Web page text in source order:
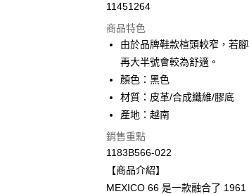
LINE Pay
Apple Pay
ATM付款
運送方式
全家取貨付款
每筆NT$80，滿NT$6,000(含以
11451264
商品特色
由於品牌鞋款楦頭較窄，若
再大半號會較為舒適。
顏色：黑色
材質：皮革/合成纖維/膠底
產地：越南
銷售重點
1183B566-022
【商品介紹】
MEXICO 66 是一款融合了